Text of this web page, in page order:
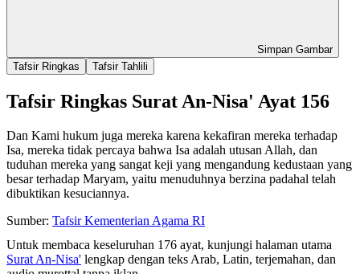
Simpan Gambar
Tafsir Ringkas
Tafsir Tahlili
Tafsir Ringkas Surat An-Nisa' Ayat 156
Dan Kami hukum juga mereka karena kekafiran mereka terhadap
Isa, mereka tidak percaya bahwa Isa adalah utusan Allah, dan
tuduhan mereka yang sangat keji yang mengandung kedustaan yang
besar terhadap Maryam, yaitu menuduhnya berzina padahal telah
dibuktikan kesuciannya.
Sumber: Tafsir Kementerian Agama RI
Untuk membaca keseluruhan 176 ayat, kunjungi halaman utama
Surat An-Nisa' lengkap dengan teks Arab, Latin, terjemahan, dan